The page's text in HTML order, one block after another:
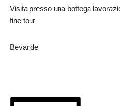
Visita presso una bottega
fine tour
Bevande